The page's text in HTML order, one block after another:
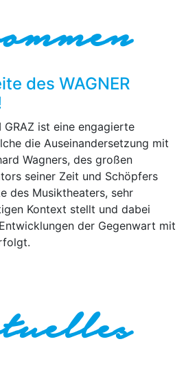
des WAGNER
GRAZ ist eine engagierte
die Auseinandersetzung mit
Wagners, des großen
seiner Zeit und Schöpfers
des Musiktheaters, sehr
Kontext stellt und dabei
der Gegenwart mit